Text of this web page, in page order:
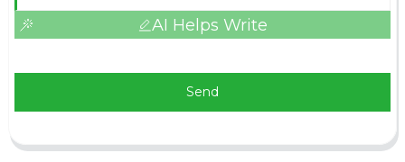
AI Helps Write
Send